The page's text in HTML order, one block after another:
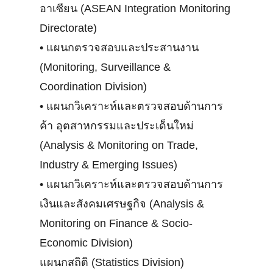
อาเซียน (ASEAN Integration Monitoring
Directorate)
• แผนกตรวจสอบและประสานงาน
(Monitoring, Surveillance &
Coordination Division)
• แผนกวิเคราะห์และตรวจสอบด้านการ
ค้า อุตสาหกรรมและประเด็นใหม่
(Analysis & Monitoring on Trade,
Industry & Emerging Issues)
• แผนกวิเคราะห์และตรวจสอบด้านการ
เงินและสังคมเศรษฐกิจ (Analysis &
Monitoring on Finance & Socio-
Economic Division)
แผนกสถิติ (Statistics Division)